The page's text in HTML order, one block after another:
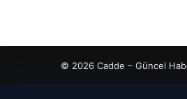
© 2026 Cadde – Güncel